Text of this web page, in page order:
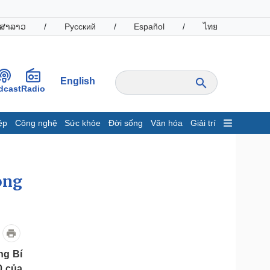
າລາວ / Русский / Español / ไทย
Radio
English
Công nghệ Sức khỏe Đời sống Văn hóa Giải trí
nghiệp
nghiệp
tin doanh nghiệp
Bí